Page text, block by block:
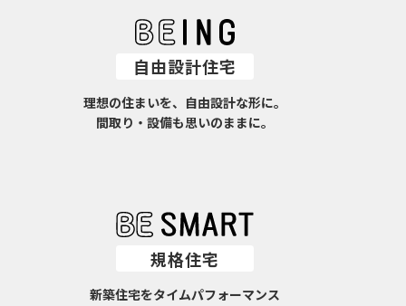
自由設計住宅
理想の住まいを、自由設計な形に。
間取り・設備も思いのままに。
規格住宅
新築住宅をタイムパフォーマンス